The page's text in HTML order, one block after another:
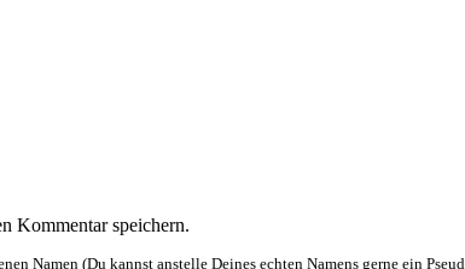
Kommentar speichern.
Namen (Du kannst anstelle Deines echten Namens gerne ein